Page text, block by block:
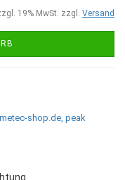
19% MwSt. zzgl. Versand